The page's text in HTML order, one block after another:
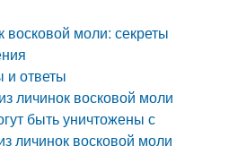
восковой моли: секреты
ответы
личинок восковой моли
быть уничтожены с
личинок восковой моли